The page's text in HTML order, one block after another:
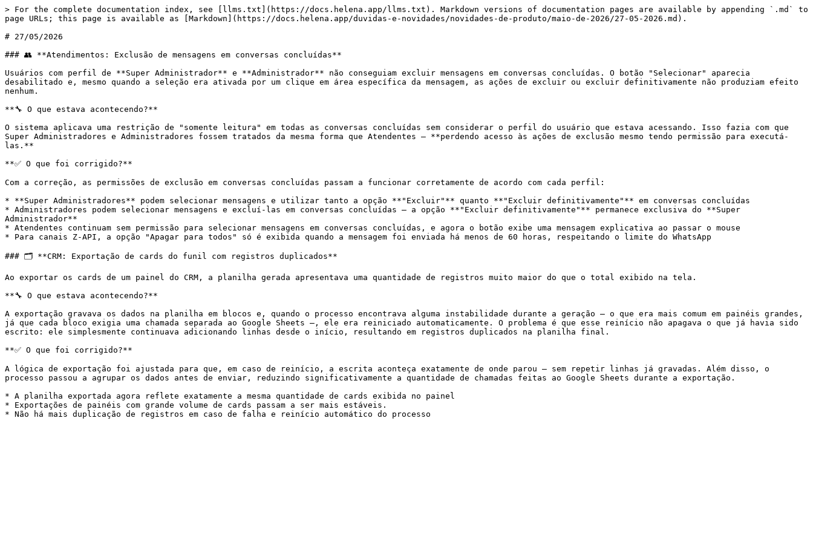
> For the complete documentation index, see [llms.txt](https://docs.helena.app/llms.txt). Markdown versions of documentation pages are available by appending `.md` to
page URLs; this page is available as [Markdown](https://docs.helena.app/duvidas-e-novidades/novidades-de-produto/maio-de-2026/27-05-2026.md).
# 27/05/2026
### 👥 **Atendimentos: Exclusão de mensagens em conversas concluídas**
Usuários com perfil de **Super Administrador** e **Administrador** não conseguiam excluir mensagens em conversas concluídas. O botão "Selecionar" aparecia
desabilitado e, mesmo quando a seleção era ativada por um clique em área específica da mensagem, as ações de excluir ou excluir definitivamente não produziam efeito
nenhum.
**🔧 O que estava acontecendo?**
O sistema aplicava uma restrição de "somente leitura" em todas as conversas concluídas sem considerar o perfil do usuário que estava acessando. Isso fazia com que
Super Administradores e Administradores fossem tratados da mesma forma que Atendentes — **perdendo acesso às ações de exclusão mesmo tendo permissão para executá-
las.**
**✅ O que foi corrigido?**
Com a correção, as permissões de exclusão em conversas concluídas passam a funcionar corretamente de acordo com cada perfil:
* **Super Administradores** podem selecionar mensagens e utilizar tanto a opção **"Excluir"** quanto **"Excluir definitivamente"** em conversas concluídas
* Administradores podem selecionar mensagens e excluí-las em conversas concluídas — a opção **"Excluir definitivamente"** permanece exclusiva do **Super
Administrador**
* Atendentes continuam sem permissão para selecionar mensagens em conversas concluídas, e agora o botão exibe uma mensagem explicativa ao passar o mouse
* Para canais Z-API, a opção "Apagar para todos" só é exibida quando a mensagem foi enviada há menos de 60 horas, respeitando o limite do WhatsApp
### 🗂️ **CRM: Exportação de cards do funil com registros duplicados**
Ao exportar os cards de um painel do CRM, a planilha gerada apresentava uma quantidade de registros muito maior do que o total exibido na tela.
**🔧 O que estava acontecendo?**
A exportação gravava os dados na planilha em blocos e, quando o processo encontrava alguma instabilidade durante a geração — o que era mais comum em painéis grandes,
já que cada bloco exigia uma chamada separada ao Google Sheets —, ele era reiniciado automaticamente. O problema é que esse reinício não apagava o que já havia sido
escrito: ele simplesmente continuava adicionando linhas desde o início, resultando em registros duplicados na planilha final.
**✅ O que foi corrigido?**
A lógica de exportação foi ajustada para que, em caso de reinício, a escrita aconteça exatamente de onde parou — sem repetir linhas já gravadas. Além disso, o
processo passou a agrupar os dados antes de enviar, reduzindo significativamente a quantidade de chamadas feitas ao Google Sheets durante a exportação.
* A planilha exportada agora reflete exatamente a mesma quantidade de cards exibida no painel
* Exportações de painéis com grande volume de cards passam a ser mais estáveis.